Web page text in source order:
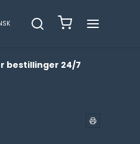
bestillinger 24/7